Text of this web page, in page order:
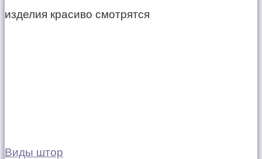
изделия красиво смотрятся
Виды штор